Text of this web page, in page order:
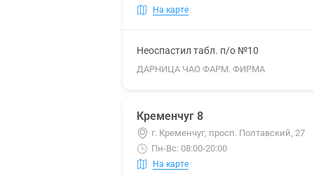
На карте
Неоспастил табл. п/о №10
ДАРНИЦА ЧАО ФАРМ. ФИРМА
Кременчуг 8
г. Кременчуг, просп. Полтавский, 27
Пн-Вс: 08:00-20:00
На карте